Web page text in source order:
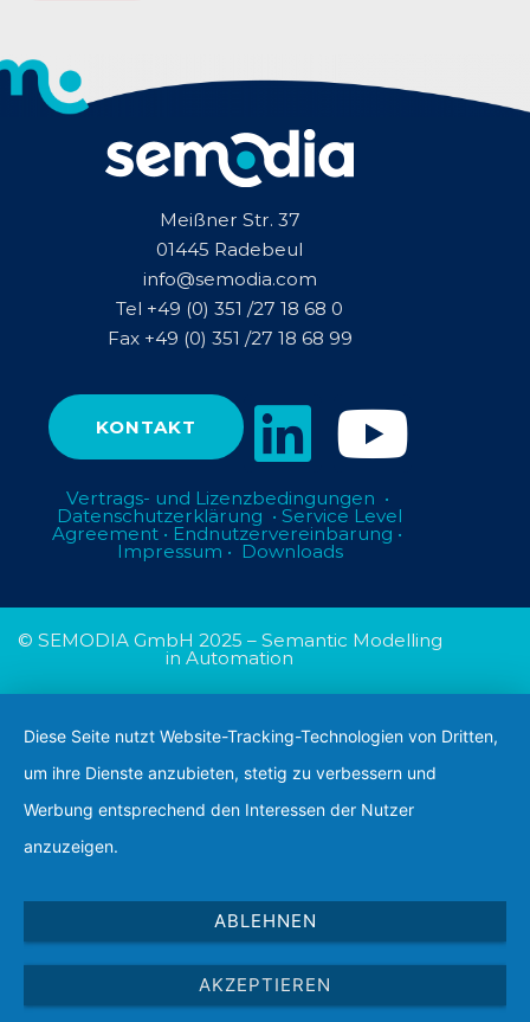
Meißner Str. 37
01445 Radebeul
info@semodia.com
Tel +49 (0) 351 /27 18 68 0
Fax +49 (0) 351 /27 18 68 99
KONTAKT
Vertrags- und Lizenzbedingungen •
Datenschutzerklärung • Service Level
Agreement • Endnutzervereinbarung •
Impressum • Downloads
© SEMODIA GmbH 2025 – Semantic Modelling
in Automation
Diese Seite nutzt Website-Tracking-Technologien von Dritten,
um ihre Dienste anzubieten, stetig zu verbessern und
Werbung entsprechend den Interessen der Nutzer
anzuzeigen.
ABLEHNEN
AKZEPTIEREN